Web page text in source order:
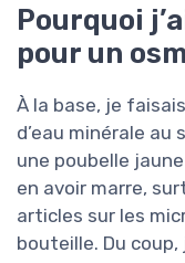
Pourquoi
pour un
À la base, je
d’eau minérale au
une poubelle
en avoir marre,
articles sur les
bouteille. Du